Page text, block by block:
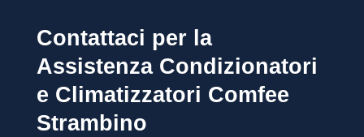
Contattaci per la
Assistenza Condizionatori
e Climatizzatori Comfee
Strambino